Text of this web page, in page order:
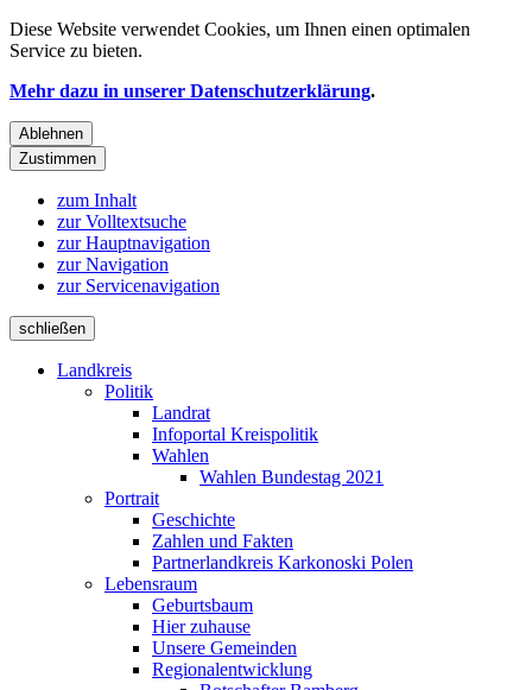
Diese Website verwendet Cookies, um Ihnen einen optimalen
Service zu bieten.
Mehr dazu in unserer Datenschutzerklärung.
Ablehnen
Zustimmen
zum Inhalt
zur Volltextsuche
zur Hauptnavigation
zur Navigation
zur Servicenavigation
schließen
Landkreis
Politik
Landrat
Infoportal Kreispolitik
Wahlen
Wahlen Bundestag 2021
Portrait
Geschichte
Zahlen und Fakten
Partnerlandkreis Karkonoski Polen
Lebensraum
Geburtsbaum
Hier zuhause
Unsere Gemeinden
Regionalentwicklung